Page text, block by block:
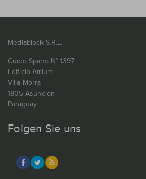
Mediablock S.R.L.
Guido Spano N° 1397
Edificio Atrium
Villa Morra
1805 Asunción
Paraguay
Folgen Sie uns